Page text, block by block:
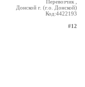
Перевозчик ,
Донской г. (г.о. Донской)
Код:4422193
#12